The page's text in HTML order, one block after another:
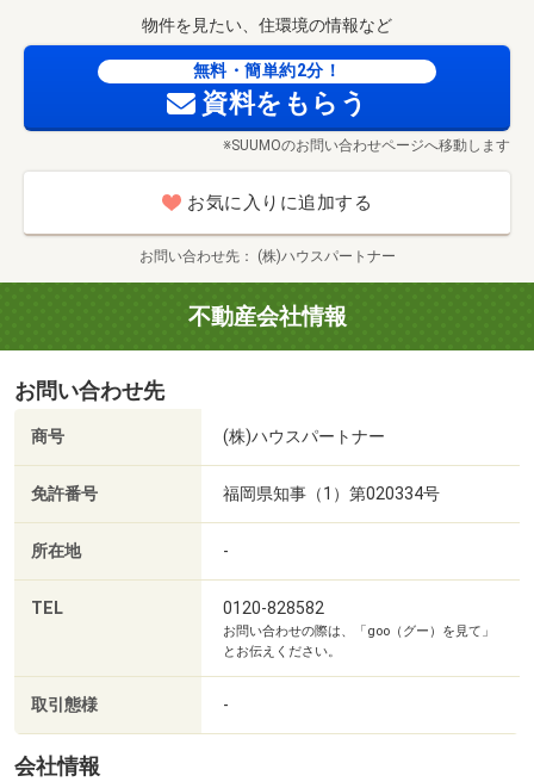
見学・資金計画・ローン相談まで一括サポート♪
■ はじめての住まい探しでも安心のサポート体制
☆年中無休でご相談可能♪
「忙しくて時間が取れない…」「少し不安…」
ご案内いたします！
小さなことでもご相談しやすいよう、丁寧で分かりやすい
■ お金のご相談（資金相談※予約制）
考えておきたい」
そんなお悩みに、無理のない返済プランやライフプランを
一緒に考えていきます♪
はじめての方でも安心♪無理な営業は一切いたしませんの
で、お気軽にご相談ください♪
■ 住宅ローン相談会
☆金利を比較したい
物件を見たい、住環境の情報など
無料・簡単約2分！
資料をもらう
※SUUMOのお問い合わせページへ移動します
お気に入りに追加する
お問い合わせ先 (株)ハウスパートナー
不動産会社情報
お問い合わせ先
商号 (株)ハウスパートナー
免許番号 福岡県知事（1）第020334号
所在地 -
TEL 0120-828582
お問い合わせの際は、「goo（グー）を見て」
とお伝えください。
取引態様 -
会社情報